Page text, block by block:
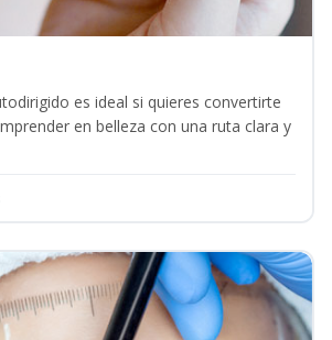
es ideal si quieres convertirte
en belleza con una ruta clara y